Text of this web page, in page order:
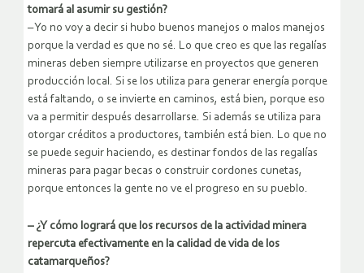
tomará al asumir su gestión?
– Yo no voy a decir si hubo buenos manejos o malos manejos
porque la verdad es que no sé. Lo que creo es que las regalías
mineras deben siempre utilizarse en proyectos que generen
producción local. Si se los utiliza para generar energía porque
está faltando, o se invierte en caminos, está bien, porque eso
va a permitir después desarrollarse. Si además se utiliza para
otorgar créditos a productores, también está bien. Lo que no
se puede seguir haciendo, es destinar fondos de las regalías
mineras para pagar becas o construir cordones cunetas,
porque entonces la gente no ve el progreso en su pueblo.
– ¿Y cómo logrará que los recursos de la actividad minera
repercuta efectivamente en la calidad de vida de los
catamarqueños?